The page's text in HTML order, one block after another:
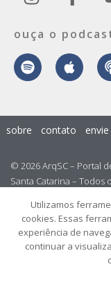
ouça o
© 2026 ArqSC – Portal
Santa Catarina – Todos
sobre contato
Utilizamos
cookies. Essas
experiência de
continuar a